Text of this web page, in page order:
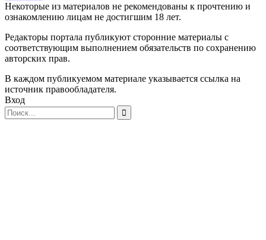
Некоторые из материалов не рекомендованы к прочтению и
ознакомлению лицам не достигшим 18 лет.
Редакторы портала публикуют сторонние материалы с
соответствующим выполнением обязательств по сохранению
авторских прав.
В каждом публикуемом материале указывается ссылка на
источник правообладателя.
Вход